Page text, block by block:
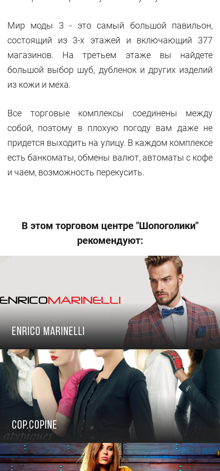
Мир моды 3 - это самый большой павильон,
состоящий из 3-х этажей и включающий 377
магазинов. На третьем этаже вы найдете
большой выбор шуб, дубленок и других изделий
из кожи и меха.
Все торговые комплексы соединены между
собой, поэтому в плохую погоду вам даже не
придется выходить на улицу. В каждом комплексе
есть банкоматы, обмены валют, автоматы с кофе
и чаем, возможность перекусить.
В этом торговом центре "Шопоголики"
рекомендуют:
Enrico Marinelli
COP.COPINE